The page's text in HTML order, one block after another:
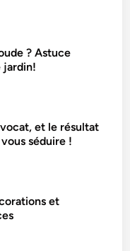
? Astuce
jardin!
et le résultat
séduire !
et